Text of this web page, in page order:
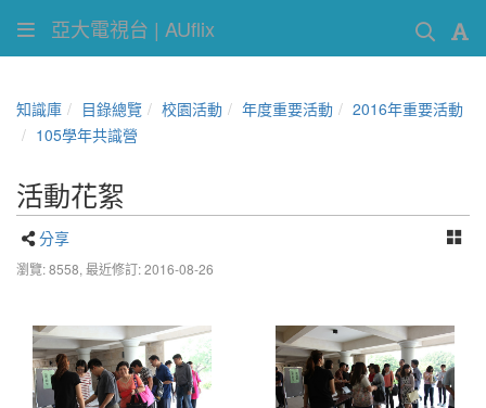
亞大電視台 | AUflix
知識庫 目錄總覽 校園活動 年度重要活動
2016年重要活動
105學年共識營
活動花絮
分享
瀏覽: 8558, 最近修訂: 2016-08-26